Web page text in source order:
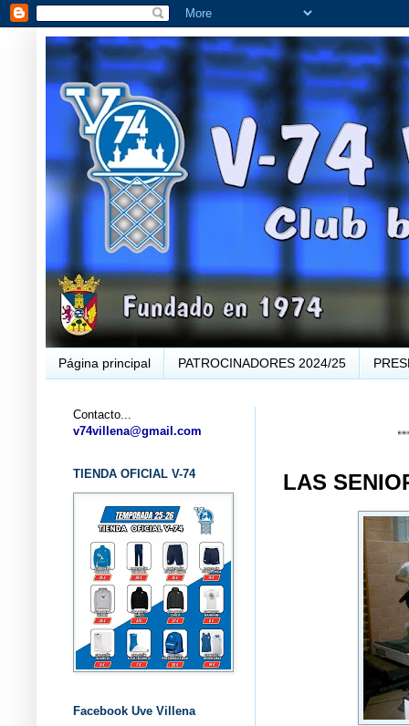
Página principal PATROCINADORES 2024/25
... CLUB
LAS
Contacto...
v74villena@gmail.com
TIENDA OFICIAL V-74
Facebook Uve Villena